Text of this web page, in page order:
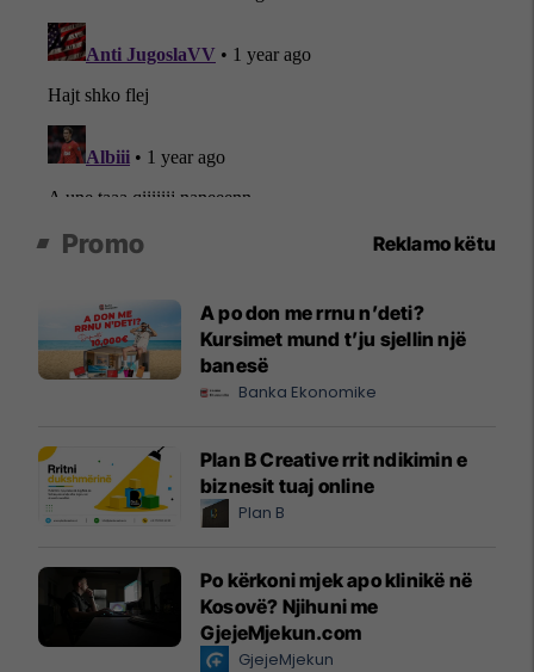
Promo Reklamo këtu
A po don me rrnu n’deti?
Kursimet mund t’ju sjellin një
banesë
Banka Ekonomike
Plan B Creative rrit ndikimin e
biznesit tuaj online
Plan B
Po kërkoni mjek apo klinikë në
Kosovë? Njihuni me
GjejeMjekun.com
GjejeMjekun